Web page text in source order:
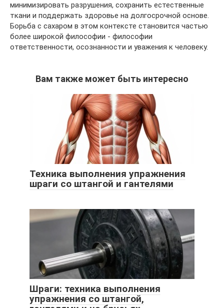
минимизировать разрушения, сохранить естественные
ткани и поддержать здоровье на долгосрочной основе.
Борьба с сахаром в этом контексте становится частью
более широкой философии - философии
ответственности, осознанности и уважения к человеку.
Вам также может быть интересно
Техника выполнения упражнения
шраги со штангой и гантелями
Шраги: техника выполнения
упражнения со штангой,